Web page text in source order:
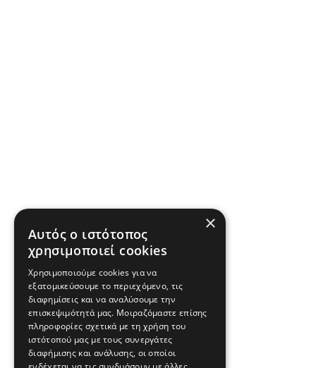
×
Αυτός ο ιστότοπος
χρησιμοποιεί cookies
Χρησιμοποιούμε cookies για να
εξατομικεύσουμε το περιεχόμενο, τις
διαφημίσεις και να αναλύσουμε την
επισκεψιμότητά μας. Μοιραζόμαστε επίσης
πληροφορίες σχετικά με τη χρήση του
ιστότοπού μας με τους συνεργάτες
διαφήμισης και ανάλυσης, οι οποίοι